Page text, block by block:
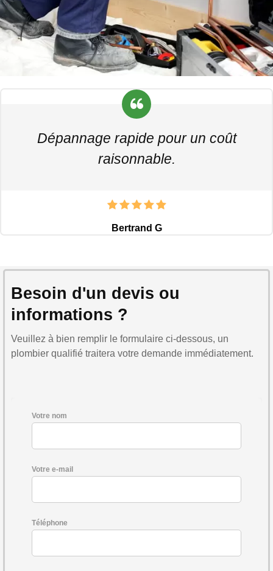
Dépannage rapide pour un coût
raisonnable.
Bertrand G
Besoin d'un devis ou
informations ?
Veuillez à bien remplir le formulaire ci-dessous, un
plombier qualifié traitera votre demande immédiatement.
Votre nom
Votre e-mail
Téléphone